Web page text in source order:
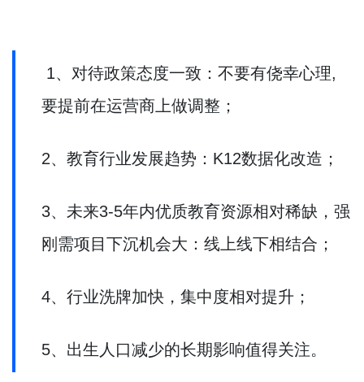
1、对待政策态度一致：不要有侥幸心理,
要提前在运营商上做调整；
2、教育行业发展趋势：K12数据化改造；
3、未来3-5年内优质教育资源相对稀缺，强
刚需项目下沉机会大：线上线下相结合；
4、行业洗牌加快，集中度相对提升；
5、出生人口减少的长期影响值得关注。